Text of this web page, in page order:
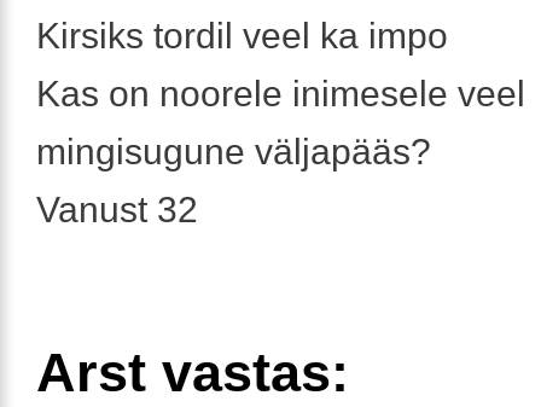
Kirsiks tordil veel ka impo
Kas on noorele inimesele veel
mingisugune väljapääs?
Vanust 32
Arst vastas: